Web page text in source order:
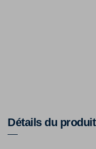
Détails du produit